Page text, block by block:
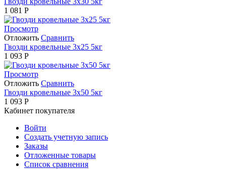
1 081 Р
Просмотр
Отложить Сравнить
Гвозди кровельные 3х25 5кг
1 093 Р
Просмотр
Отложить Сравнить
Гвозди кровельные 3х50 5кг
1 093 Р
Кабинет покупателя
Войти
Создать учетную запись
Заказы
Отложенные товары
Список сравнения